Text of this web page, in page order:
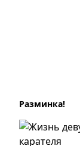
Разминка!